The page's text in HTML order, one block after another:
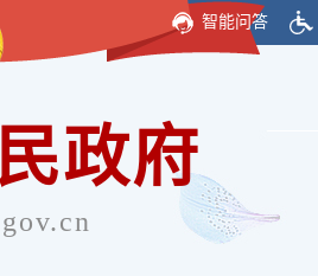
智能问答
政府